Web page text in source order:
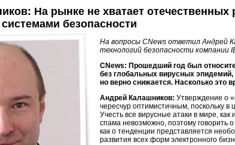
На рынке не хватает
безопасности
На вопросы CNews ответил Андрей
технологий безопасности компании
CNews: Прошедший год был
без глобальных вирусных
но верно снижается. Насколько это
Андрей Калашников: Утверждение о
чересчур оптимистичным, поскольку в
Учесть все вирусные атаки в мире,
спама невозможно, поэтому говорить
как о тенденции представляется
развития всех форм электронного